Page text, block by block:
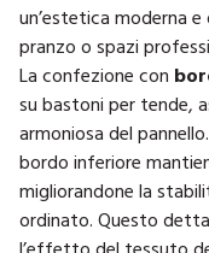
un’estetica moderna
pranzo o spazi
La confezione con
su bastoni per tende,
armoniosa del
bordo inferiore
migliorandone la
ordinato. Questo